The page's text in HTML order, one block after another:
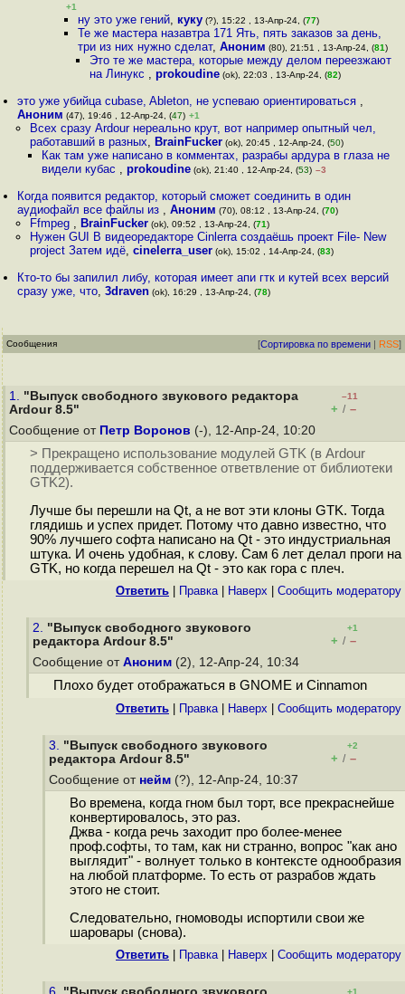
+1
ну это уже гений, куку(?), 15:22 , 13-Апр-24, (77)
Те же мастера назавтра 171 Ять, пять заказов за день,
три из них нужно сделат, Аноним (80), 21:51 , 13-Апр-24, (81)
Это те же мастера, которые между делом переезжают
на Линукс ,prokoudine (ok), 22:03 , 13-Апр-24, (82)
это уже убийца cubase, Ableton, не успеваю ориентироваться ,
Аноним (47), 19:46 , 12-Апр-24, (47) +1
Всех сразу Ardour нереально крут, вот например опытный чел,
работавший в разных, BrainFucker(ok), 20:45 , 12-Апр-24, (50)
Как там уже написано в комментах, разрабы ардура в глаза не
видели кубас , prokoudine(ok), 21:40 , 12-Апр-24, (53) –3
Когда появится редактор, который сможет соединить в один
аудиофайл все файлы из ,Аноним (70), 08:12 , 13-Апр-24, (70)
Ffmpeg , BrainFucker(ok), 09:52 , 13-Апр-24, (71)
Нужен GUI В видеоредакторе Cinlerra создаёшь проект File- New
project Затем идё, cinelerra_user(ok), 15:02 , 14-Апр-24, (83)
Кто-то бы запилил либу, которая имеет апи гтк и кутей всех версий
сразу уже, что,3draven (ok), 16:29 , 13-Апр-24, (78)
Сообщения [Сортировка по времени | RSS]
1. "Выпуск свободного звукового редактора
Ardour 8.5"
–11
+ / –
Сообщение от Петр Воронов (-), 12-Апр-24, 10:20
> Прекращено использование модулей GTK (в Ardour
поддерживается собственное ответвление от библиотеки
GTK2).
Лучше бы перешли на Qt, а не вот эти клоны GTK. Тогда
глядишь и успех придет. Потому что давно известно, что
90% лучшего софта написано на Qt - это индустриальная
штука. И очень удобная, к слову. Сам 6 лет делал проги на
GTK, но когда перешел на Qt - это как гора с плеч.
Ответить Правка| Наверх Cообщить модератору
2. "Выпуск свободного звукового
редактора Ardour 8.5"
+1
+ / –
Сообщение от Аноним (2), 12-Апр-24, 10:34
Плохо будет отображаться в GNOME и Cinnamon
Ответить Правка| Наверх Cообщить модератору
3. "Выпуск свободного звукового
редактора Ardour 8.5"
+2
+ / –
Сообщение от нейм (?), 12-Апр-24, 10:37
Во времена, когда гном был торт, все прекраснейше
конвертировалось, это раз.
Джва - когда речь заходит про более-менее
проф.софты, то там, как ни странно, вопрос "как ано
выглядит" - волнует только в контексте однообразия
на любой платформе. То есть от разрабов ждать
этого не стоит.
Следовательно, гномоводы испортили свои же
шаровары (снова).
Ответить Правка| Наверх Cообщить модератору
+1